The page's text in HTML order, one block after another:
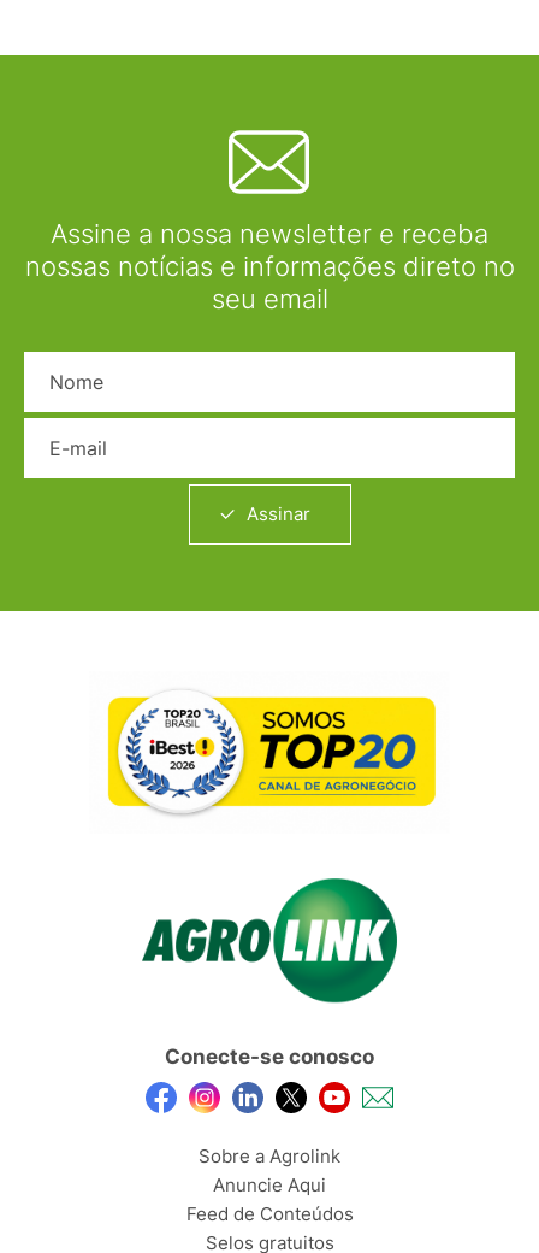
Assine a nossa newsletter e receba
nossas notícias e informações direto no
seu email
Assinar
Conecte-se conosco
Sobre a Agrolink
Anuncie Aqui
Feed de Conteúdos
Selos gratuitos